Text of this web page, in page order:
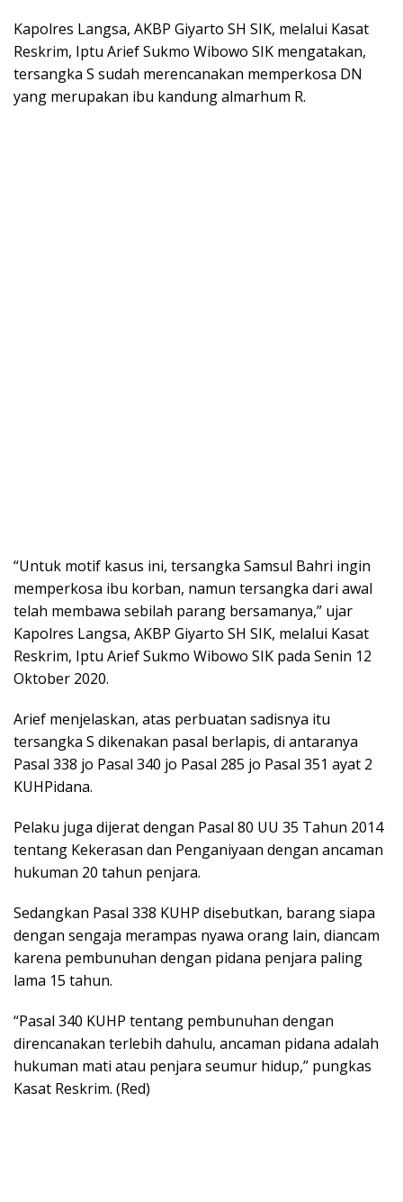
Kapolres Langsa, AKBP Giyarto SH SIK, melalui Kasat
Reskrim, Iptu Arief Sukmo Wibowo SIK mengatakan,
tersangka S sudah merencanakan memperkosa DN
yang merupakan ibu kandung almarhum R.
“Untuk motif kasus ini, tersangka Samsul Bahri ingin
memperkosa ibu korban, namun tersangka dari awal
telah membawa sebilah parang bersamanya,” ujar
Kapolres Langsa, AKBP Giyarto SH SIK, melalui Kasat
Reskrim, Iptu Arief Sukmo Wibowo SIK pada Senin 12
Oktober 2020.
Arief menjelaskan, atas perbuatan sadisnya itu
tersangka S dikenakan pasal berlapis, di antaranya
Pasal 338 jo Pasal 340 jo Pasal 285 jo Pasal 351 ayat 2
KUHPidana.
Pelaku juga dijerat dengan Pasal 80 UU 35 Tahun 2014
tentang Kekerasan dan Penganiyaan dengan ancaman
hukuman 20 tahun penjara.
Sedangkan Pasal 338 KUHP disebutkan, barang siapa
dengan sengaja merampas nyawa orang lain, diancam
karena pembunuhan dengan pidana penjara paling
lama 15 tahun.
“Pasal 340 KUHP tentang pembunuhan dengan
direncanakan terlebih dahulu, ancaman pidana adalah
hukuman mati atau penjara seumur hidup,” pungkas
Kasat Reskrim. (Red)